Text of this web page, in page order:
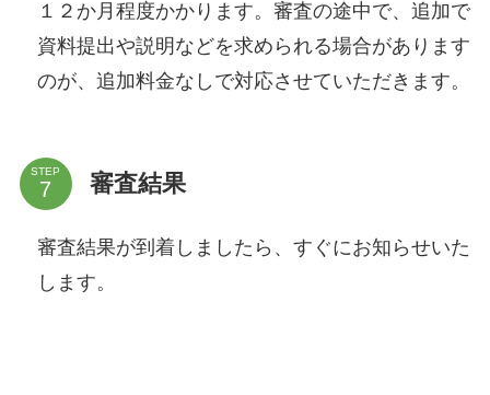
１２か月程度かかります。審査の途中で、追加で
資料提出や説明などを求められる場合があります
のが、追加料金なしで対応させていただきます。
STEP 審査結果
審査結果が到着しましたら、すぐにお知らせいた
します。